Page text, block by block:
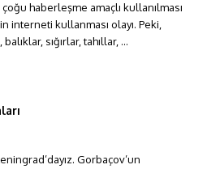
haberleşme amaçlı kullanılması
interneti kullanması olayı. Peki,
sığırlar, tahıllar, ...
Gorbaçov’un